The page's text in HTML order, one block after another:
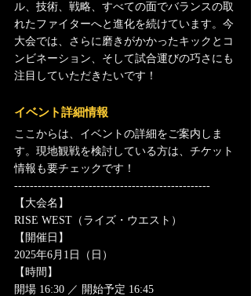
ル、技術、戦略、すべての面でバランスの取
れたファイターへと進化を続けています。今
大会では、さらに磨きがかかったキックとコ
ンビネーション、そして試合運びの巧さにも
注目していただきたいです！
イベント詳細情報
ここからは、イベントの詳細をご案内しま
す。現地観戦を検討している方は、チケット
情報も要チェックです！
--------------------------------------------------
【大会名】
RISE WEST（ライズ・ウエスト）
【開催日】
2025年6月1日（日）
【時間】
開場 16:30 ／ 開始予定 16:45